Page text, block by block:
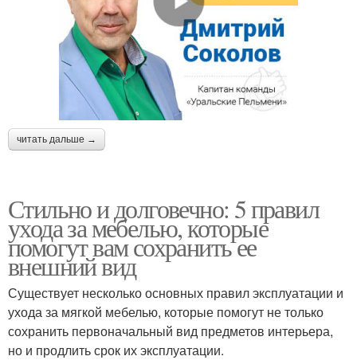
читать дальше →
Стильно и долговечно: 5 правил
ухода за мебелью, которые
помогут вам сохранить ее
внешний вид
Существует несколько основных правил эксплуатации и
ухода за мягкой мебелью, которые помогут не только
сохранить первоначальный вид предметов интерьера,
но и продлить срок их эксплуатации.